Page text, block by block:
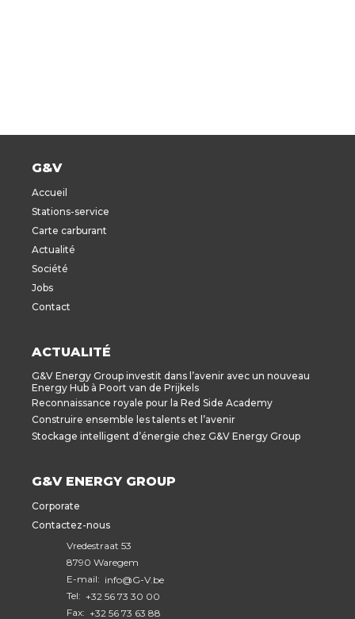
G&V
Accueil
Stations-service
Carte carburant
Actualité
Société
Jobs
Contact
ACTUALITÉ
G&V Energy Group investit dans l’avenir avec un nouveau
Energy Hub à Poort van de Prijkels
Reconnaissance royale pour la Red Side Academy
Construire ensemble les talents et l’avenir
Stockage intelligent d’énergie chez G&V Energy Group
G&V ENERGY GROUP
Corporate
Contactez-nous
Vredestraat 53
8790 Waregem
E-mail: info@G-V.be
Tel: +32 56 73 30 00
Fax: +32 56 73 63 88